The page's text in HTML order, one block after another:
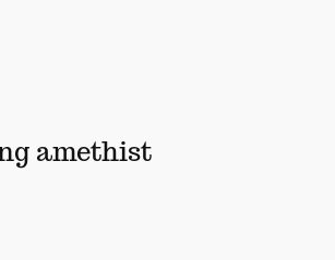
amethist